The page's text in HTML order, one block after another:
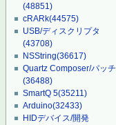
(48851)
cRARk(44575)
USB/ディスクリプタ
(43708)
NSString(36617)
Quartz Composer/パッチ
(36488)
SmartQ 5(35211)
Arduino(32433)
HIDデバイス/開発